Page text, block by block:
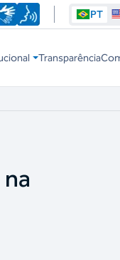
PT
Transparência